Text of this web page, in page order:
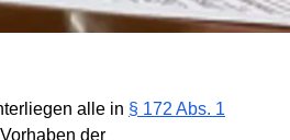
alle in § 172 Abs. 1
der